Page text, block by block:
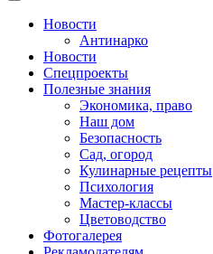
Новости
Антинарко
Новости
Спецпроекты
Полезные знания
Экономика, право
Наш дом
Безопасность
Сад, огород
Кулинарные рецепты
Психология
Мастер-классы
Цветоводство
Фотогалерея